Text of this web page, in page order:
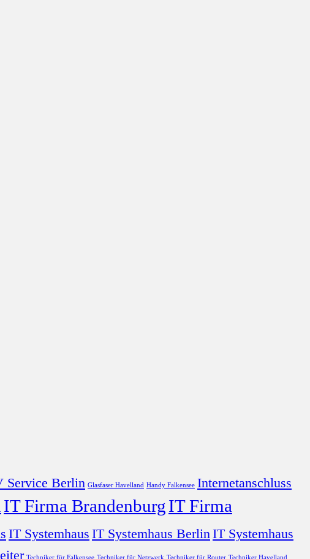
Service Berlin Glasfaser Havelland Handy Falkensee Internetanschluss
IT Firma BrandenburgIT Firma
IT Systemhaus IT Systemhaus BerlinIT Systemhaus
Techniker für Falkensee Techniker für Netzwerk Techniker für Router Techniker Havelland